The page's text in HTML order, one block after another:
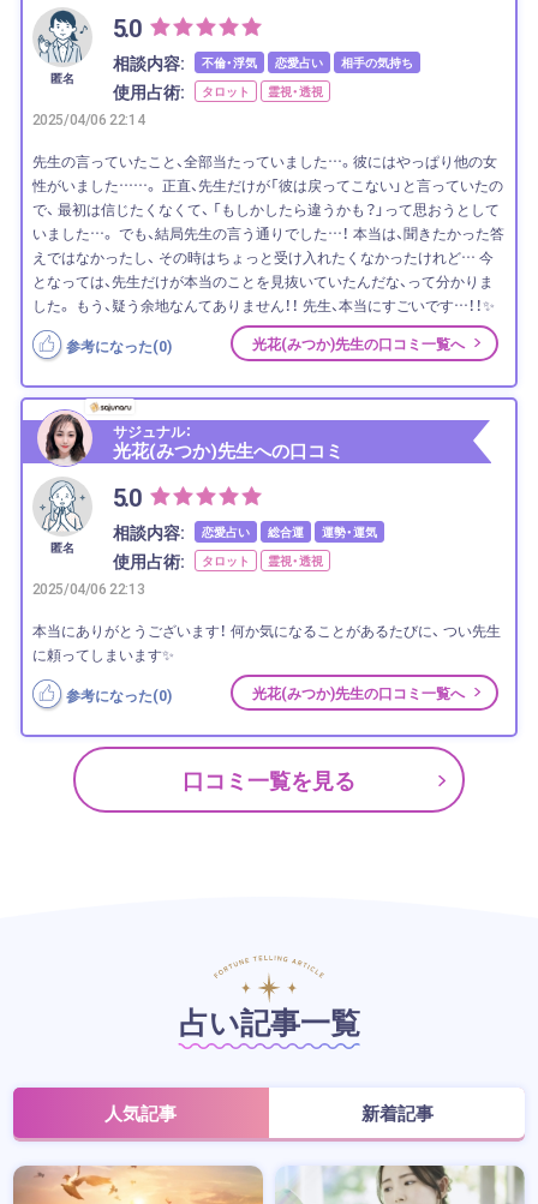
匿名
5.0
相談内容: 不倫・浮気 恋愛占い 相手の気持ち
使用占術: タロット 霊視・透視
2025/04/06 22:14
先生の言っていたこと、全部当たっていました…。彼にはやっぱり他の女
性がいました……。 正直、先生だけが「彼は戻ってこない」と言っていたの
で、 最初は信じたくなくて、 「もしかしたら違うかも？」って思おうとして
いました…。 でも、結局先生の言う通りでした…！ 本当は、聞きたかった答
えではなかったし、 その時はちょっと受け入れたくなかったけれど… 今
となっては、先生だけが本当のことを見抜いていたんだな、って分かりま
した。 もう、疑う余地なんてありません！！ 先生、本当にすごいです…！！✨
参考になった(0) 光花(みつか)先生の口コミ一覧へ
サジュナル：
光花(みつか)先生への口コミ
匿名
5.0
相談内容: 恋愛占い 総合運 運勢・運気
使用占術: タロット 霊視・透視
2025/04/06 22:13
本当にありがとうございます！ 何か気になることがあるたびに、 つい先生
に頼ってしまいます✨
参考になった(0) 光花(みつか)先生の口コミ一覧へ
口コミ一覧を見る
占い記事一覧
人気記事 新着記事